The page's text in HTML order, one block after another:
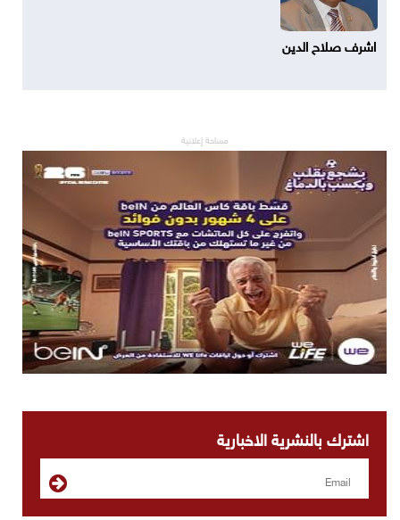
اشرف صلاح الدين
مساحة إعلانية
اشترك بالنشرية الاخبارية